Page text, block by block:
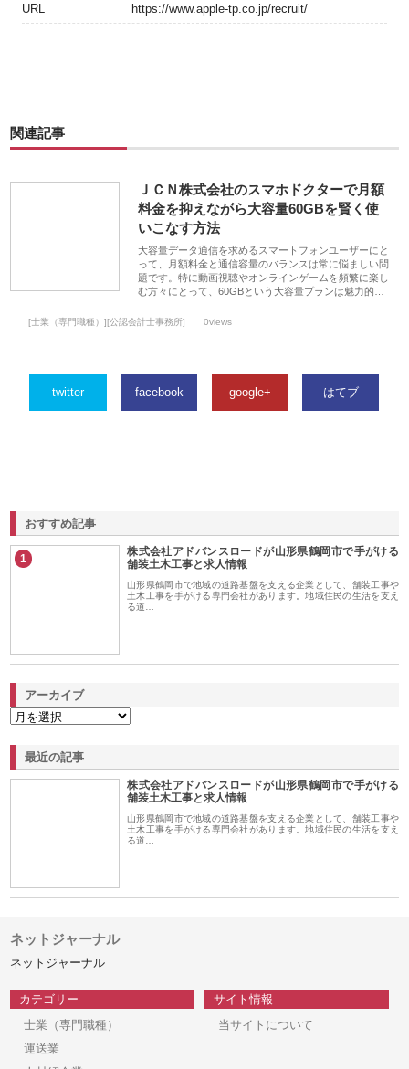
URL https://www.apple-tp.co.jp/recruit/
関連記事
ＪＣＮ株式会社のスマホドクターで月額
料金を抑えながら大容量60GBを賢く使
いこなす方法
大容量データ通信を求めるスマートフォンユーザーにと
って、月額料金と通信容量のバランスは常に悩ましい問
題です。特に動画視聴やオンラインゲームを頻繁に楽し
む方々にとって、60GBという大容量プランは魅力的…
[士業（専門職種）][公認会計士事務所] 0views
twitter facebook google+ はてブ
おすすめ記事
1
株式会社アドバンスロードが山形県鶴岡市で手がける
舗装土木工事と求人情報
山形県鶴岡市で地域の道路基盤を支える企業として、舗装工事や
土木工事を手がける専門会社があります。地域住民の生活を支え
る道…
アーカイブ
最近の記事
株式会社アドバンスロードが山形県鶴岡市で手がける
舗装土木工事と求人情報
山形県鶴岡市で地域の道路基盤を支える企業として、舗装工事や
土木工事を手がける専門会社があります。地域住民の生活を支え
る道…
ネットジャーナル
ネットジャーナル
カテゴリー
士業（専門職種）
運送業
サイト情報
当サイトについて